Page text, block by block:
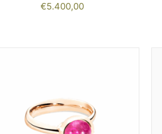
€5.400,00